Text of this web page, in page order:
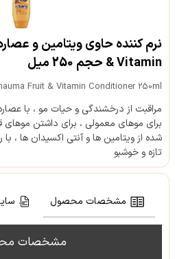
& Vitamin حجم 250 میل
Fruit & Vitamin Conditioner 250ml
مراقبت از درخشندگی و حیات مو ، با عصاره
برای موهای معمولی ، برای داشتن موهای
شده از ویتامین ها و آنتی اکسیدان ها ،
تازه و خوشبو
مشخصات محصول
مشخصات